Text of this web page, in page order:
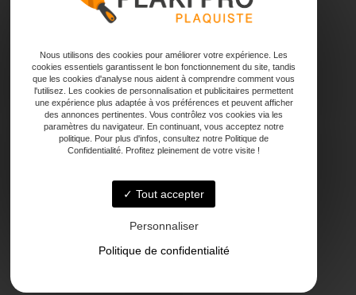
Accueil
Joints
Faux plafond
Contact
47000 Agen
Nous utilisons des cookies pour améliorer votre expérience. Les
cookies essentiels garantissent le bon fonctionnement du site, tandis
que les cookies d'analyse nous aident à comprendre comment vous
l'utilisez. Les cookies de personnalisation et publicitaires permettent
une expérience plus adaptée à vos préférences et peuvent afficher
des annonces pertinentes. Vous contrôlez vos cookies via les
paramètres du navigateur. En continuant, vous acceptez notre
politique. Pour plus d'infos, consultez notre Politique de
Confidentialité. Profitez pleinement de votre visite !
Tout accepter
Personnaliser
Politique de confidentialité